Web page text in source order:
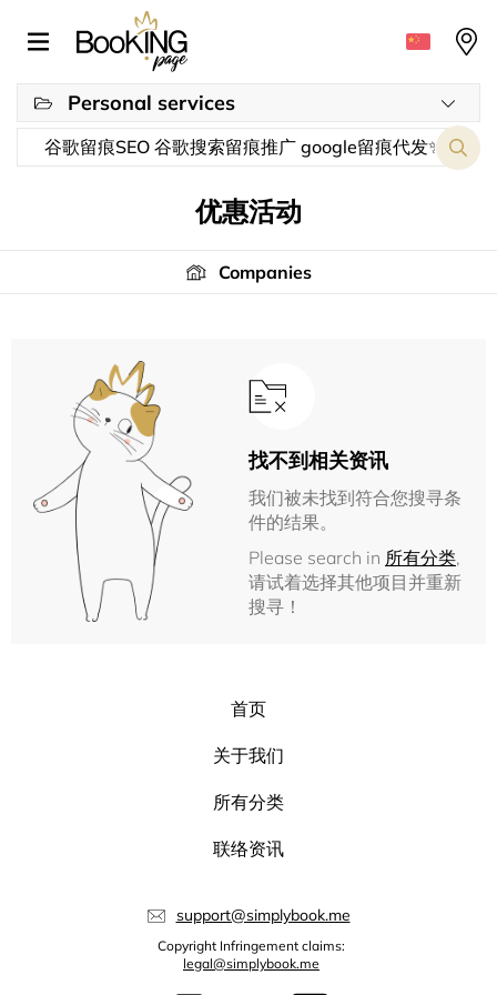
Personal services
优惠活动
Companies
找不到相关资讯
我们被未找到符合您搜寻条
件的结果。
Please search in 所有分类,
请试着选择其他项目并重新
搜寻！
首页
关于我们
所有分类
联络资讯
support@simplybook.me
Copyright Infringement claims:
legal@simplybook.me